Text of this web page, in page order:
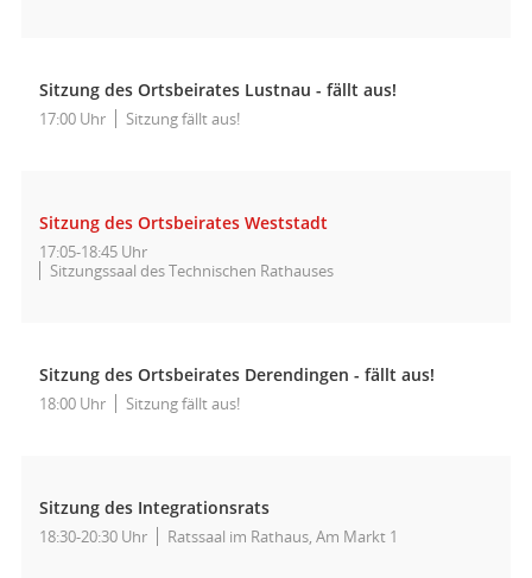
Sitzung des Ortsbeirates Lustnau - fällt aus!
17:00 Uhr Sitzung fällt aus!
Sitzung des Ortsbeirates Weststadt
17:05-18:45 Uhr
Sitzungssaal des Technischen Rathauses
Sitzung des Ortsbeirates Derendingen - fällt aus!
18:00 Uhr Sitzung fällt aus!
Sitzung des Integrationsrats
18:30-20:30 Uhr Ratssaal im Rathaus, Am Markt 1